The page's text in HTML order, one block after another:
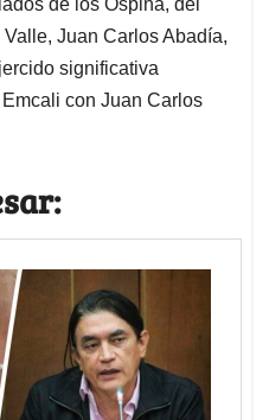
de los Ospina, del
Juan Carlos Abadía,
significativa
con Juan Carlos